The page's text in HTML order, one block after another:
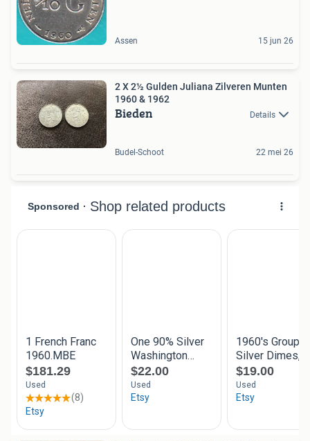
Assen 15 jun 26
2 X 2½ Gulden Juliana Zilveren Munten
1960 & 1962
Bieden Details
Budel-Schoot 22 mei 26